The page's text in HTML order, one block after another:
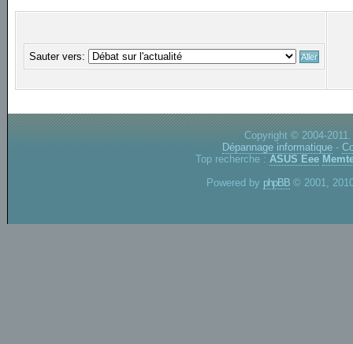
Sauter vers:
Copyright © 2004-
Dépannage informatique -
Top recherche : ASUS Eee
Powered by phpBB © 2001,